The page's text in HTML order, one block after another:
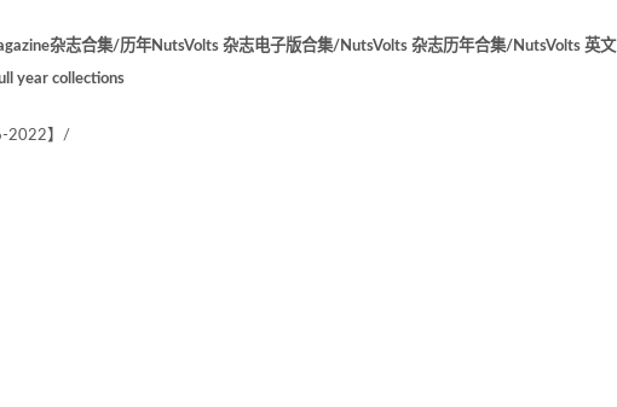
杂志合集/历年NutsVolts 杂志电子版合集/NutsVolts 杂志历年合集/NutsVolts 英文
year collections
2022】/